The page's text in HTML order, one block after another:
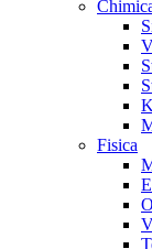
Fisica